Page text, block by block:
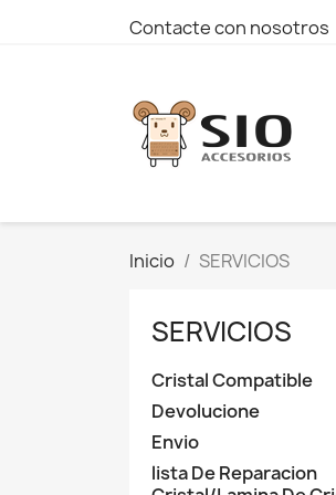
Contacte con nosotros
Inicio SERVICIOS
SERVICIOS
Cristal Compatible
Devolucione
Envio
lista De Reparacion